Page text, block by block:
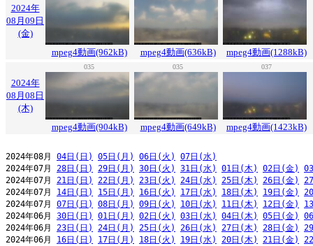
2024年
08月09日
(金)
mpeg4動画(962kB)
mpeg4動画(636kB) mpeg4動画(1288kB)
035 035 037
2024年
08月08日
(木)
mpeg4動画(904kB)
mpeg4動画(649kB) mpeg4動画(1423kB)
2024年08月 04日(日) 05日(月) 06日(火)
07日(水)
2024年07月 28日(日) 29日(月) 30日(火) 31日(水) 01日(木) 02日(金)
2024年07月 21日(日) 22日(月) 23日(火) 24日(水) 25日(木) 26日(金)
2024年07月 14日(日) 15日(月) 16日(火) 17日(水) 18日(木) 19日(金)
2024年07月 07日(日) 08日(月) 09日(火) 10日(水) 11日(木) 12日(金)
2024年06月 30日(日) 01日(月) 02日(火) 03日(水) 04日(木) 05日(金)
2024年06月 23日(日) 24日(月) 25日(火) 26日(水) 27日(木) 28日(金)
2024年06月 16日(日) 17日(月) 18日(火) 19日(水) 20日(木) 21日(金)